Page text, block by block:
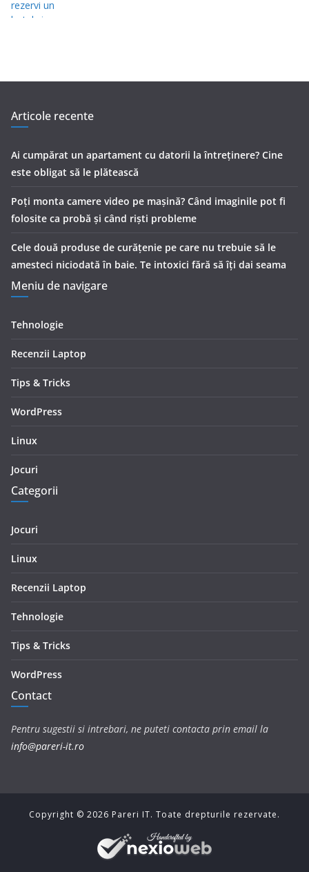
Articole recente
Ai cumpărat un apartament cu datorii la întreținere? Cine
este obligat să le plătească
Poți monta camere video pe mașină? Când imaginile pot fi
folosite ca probă și când riști probleme
Cele două produse de curăţenie pe care nu trebuie să le
amesteci niciodată în baie. Te intoxici fără să îţi dai seama
Meniu de navigare
Tehnologie
Recenzii Laptop
Tips & Tricks
WordPress
Linux
Jocuri
Categorii
Jocuri
Linux
Recenzii Laptop
Tehnologie
Tips & Tricks
WordPress
Contact
Pentru sugestii si intrebari, ne puteti contacta prin email la
info@pareri-it.ro
Copyright © 2026 Pareri IT. Toate drepturile rezervate.